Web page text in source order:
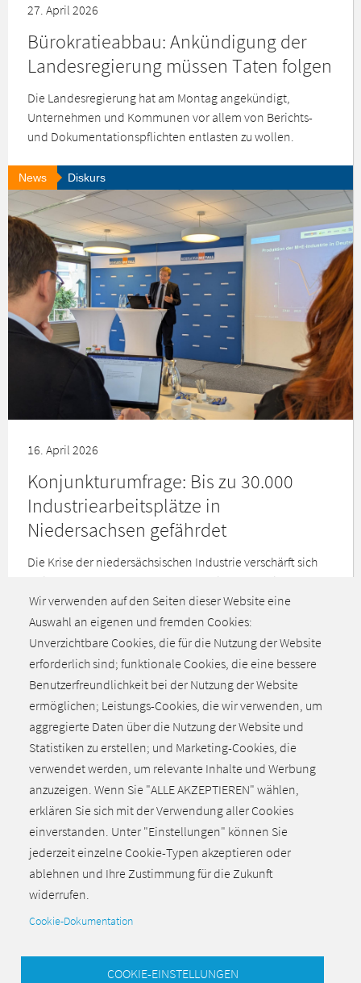
27. April 2026
Bürokratieabbau: Ankündigung der
Landesregierung müssen Taten folgen
Die Landesregierung hat am Montag angekündigt,
Unternehmen und Kommunen vor allem von Berichts-
und Dokumentationspflichten entlasten zu wollen.
News Diskurs
16. April 2026
Konjunkturumfrage: Bis zu 30.000
Industriearbeitsplätze in
Niedersachsen gefährdet
Die Krise der niedersächsischen Industrie verschärft sich
weiter und schlägt zunehmend auf die Beschäftigung
durch.
Alle aktuellen Meldungen
Zurück zum Seitenanfang
Wir verwenden auf den Seiten dieser Website eine
Auswahl an eigenen und fremden Cookies:
Unverzichtbare Cookies, die für die Nutzung der Website
erforderlich sind; funktionale Cookies, die eine bessere
Benutzerfreundlichkeit bei der Nutzung der Website
ermöglichen; Leistungs-Cookies, die wir verwenden, um
aggregierte Daten über die Nutzung der Website und
Statistiken zu erstellen; und Marketing-Cookies, die
verwendet werden, um relevante Inhalte und Werbung
anzuzeigen. Wenn Sie "ALLE AKZEPTIEREN" wählen,
erklären Sie sich mit der Verwendung aller Cookies
einverstanden. Unter "Einstellungen" können Sie
jederzeit einzelne Cookie-Typen akzeptieren oder
ablehnen und Ihre Zustimmung für die Zukunft
widerrufen.
Cookie-Dokumentation
COOKIE-EINSTELLUNGEN